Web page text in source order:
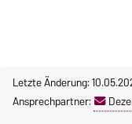
Letzte Änderung:
Ansprechpartner: